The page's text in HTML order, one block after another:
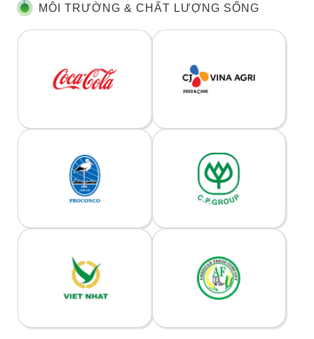
MÔI TRƯỜNG & CHẤT LƯỢNG SỐNG